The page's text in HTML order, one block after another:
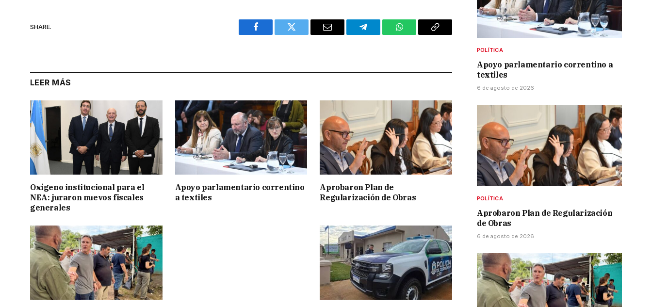
SHARE.
Facebook Twitter Email Telegram WhatsAppCopy
LEER MÁS
Oxígeno institucional para el
NEA: juraron nuevos fiscales
generales
Apoyo parlamentario correntino
a textiles
Aprobaron Plan de
Regularización de Obras
POLÍTICA
Apoyo parlamentario correntino a
textiles
6 de agosto de 2026
POLÍTICA
Aprobaron Plan de Regularización
de Obras
6 de agosto de 2026